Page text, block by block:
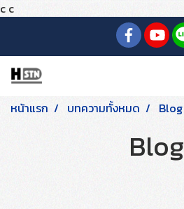
c c
หน้าแรก บทความทั้งหมด Blog
Blog